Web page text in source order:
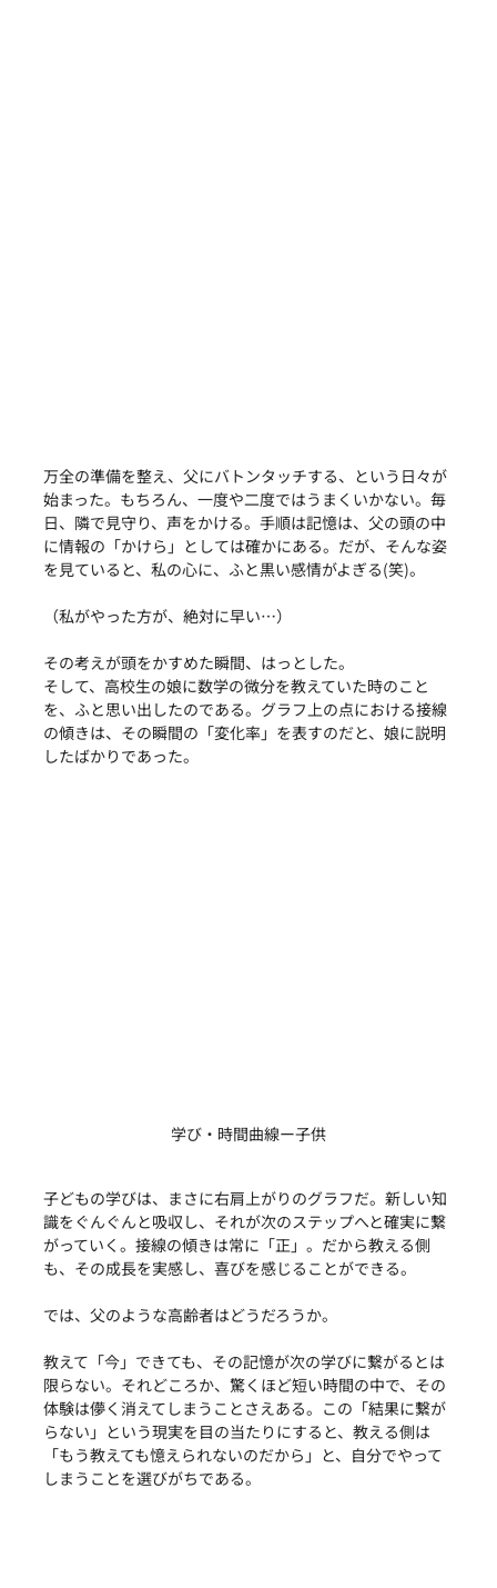
万全の準備を整え、父にバトンタッチする、という日々が
始まった。もちろん、一度や二度ではうまくいかない。毎
日、隣で見守り、声をかける。手順は記憶は、父の頭の中
に情報の「かけら」としては確かにある。だが、そんな姿
を見ていると、私の心に、ふと黒い感情がよぎる(笑)。
（私がやった方が、絶対に早い…）
その考えが頭をかすめた瞬間、はっとした。
そして、高校生の娘に数学の微分を教えていた時のこと
を、ふと思い出したのである。グラフ上の点における接線
の傾きは、その瞬間の「変化率」を表すのだと、娘に説明
したばかりであった。
学び・時間曲線ー子供
子どもの学びは、まさに右肩上がりのグラフだ。新しい知
識をぐんぐんと吸収し、それが次のステップへと確実に繋
がっていく。接線の傾きは常に「正」。だから教える側
も、その成長を実感し、喜びを感じることができる。
では、父のような高齢者はどうだろうか。
教えて「今」できても、その記憶が次の学びに繋がるとは
限らない。それどころか、驚くほど短い時間の中で、その
体験は儚く消えてしまうことさえある。この「結果に繋が
らない」という現実を目の当たりにすると、教える側は
「もう教えても憶えられないのだから」と、自分でやって
しまうことを選びがちである。